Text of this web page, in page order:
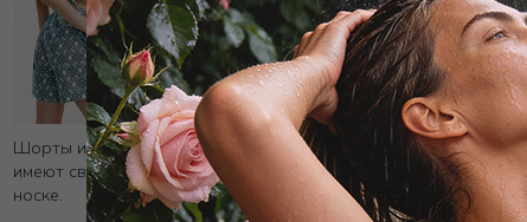
Шорты из премиального льна LEAN на резинке и завязками
имеют свободный крой и карманы для большего удобства в
носке.